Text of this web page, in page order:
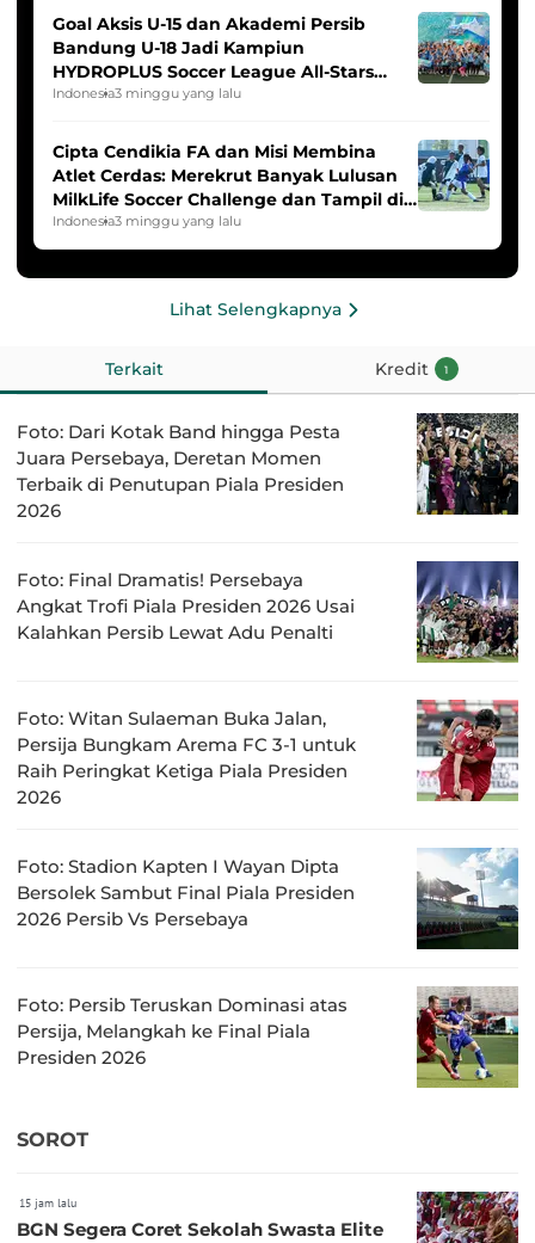
Goal Aksis U-15 dan Akademi Persib
Bandung U-18 Jadi Kampiun
HYDROPLUS Soccer League All-Stars
2025/2026
Indonesia3 minggu yang lalu
Cipta Cendikia FA dan Misi Membina
Atlet Cerdas: Merekrut Banyak Lulusan
MilkLife Soccer Challenge dan Tampil di
HYDROPLUS Soccer League
Indonesia3 minggu yang lalu
Lihat Selengkapnya
Terkait Kredit 1
Foto: Dari Kotak Band hingga Pesta
Juara Persebaya, Deretan Momen
Terbaik di Penutupan Piala Presiden
2026
Foto: Final Dramatis! Persebaya
Angkat Trofi Piala Presiden 2026 Usai
Kalahkan Persib Lewat Adu Penalti
Foto: Witan Sulaeman Buka Jalan,
Persija Bungkam Arema FC 3-1 untuk
Raih Peringkat Ketiga Piala Presiden
2026
Foto: Stadion Kapten I Wayan Dipta
Bersolek Sambut Final Piala Presiden
2026 Persib Vs Persebaya
Foto: Persib Teruskan Dominasi atas
Persija, Melangkah ke Final Piala
Presiden 2026
SOROT
15 jam lalu
BGN Segera Coret Sekolah Swasta Elite